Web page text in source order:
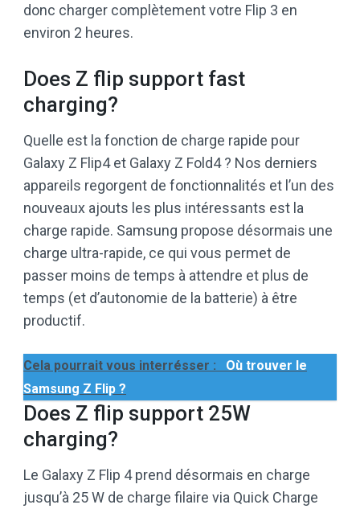
donc charger complètement votre Flip 3 en
environ 2 heures.
Does Z flip support fast
charging?
Quelle est la fonction de charge rapide pour
Galaxy Z Flip4 et Galaxy Z Fold4 ? Nos derniers
appareils regorgent de fonctionnalités et l’un des
nouveaux ajouts les plus intéressants est la
charge rapide. Samsung propose désormais une
charge ultra-rapide, ce qui vous permet de
passer moins de temps à attendre et plus de
temps (et d’autonomie de la batterie) à être
productif.
Cela pourrait vous interrésser :
Où trouver le
Samsung Z Flip ?
Does Z flip support 25W
charging?
Le Galaxy Z Flip 4 prend désormais en charge
jusqu’à 25 W de charge filaire via Quick Charge